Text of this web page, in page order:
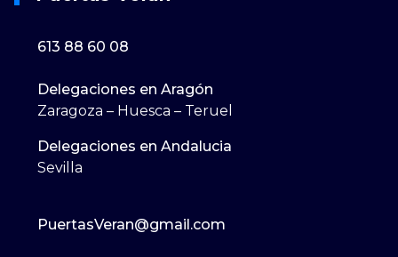
613 88 60 08
Delegaciones en Aragón
Zaragoza – Huesca – Teruel
Delegaciones en Andalucia
Sevilla
PuertasVeran@gmail.com